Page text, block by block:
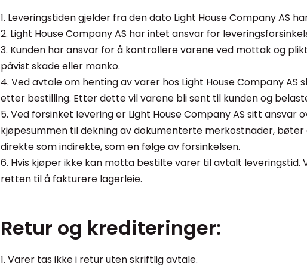
1. Leveringstiden gjelder fra den dato Light House Company AS
2. Light House Company AS har intet ansvar for
3. Kunden har ansvar for å kontrollere varene ved mottak og
påvist skade eller manko.
4. Ved avtale om henting av varer hos Light House Company AS
etter bestilling. Etter dette vil varene bli sent til kunden og
5. Ved forsinket levering er Light House Company AS sitt ansvar
kjøpesummen til dekning av dokumenterte merkostnader,
direkte som indirekte, som en følge av forsinkelsen.
6. Hvis kjøper ikke kan motta bestilte varer til avtalt leveringstid.
retten til å fakturere lagerleie.
Retur og krediteringer:
1. Varer tas ikke i retur uten skriftlig avtale.